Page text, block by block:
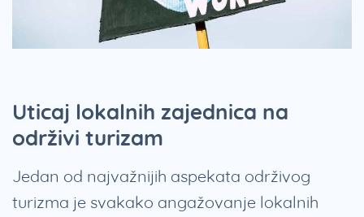
Uticaj lokalnih zajednica na
održivi turizam
Jedan od najvažnijih aspekata održivog
turizma je svakako angažovanje lokalnih